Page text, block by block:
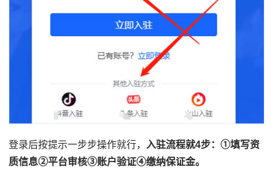
登录后按提示一步步操作就行， 入驻流程就4步：①填写资
质信息②平台审核③账户验证④缴纳保证金。